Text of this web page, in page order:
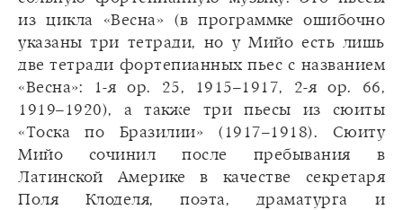
из цикла «Весна» (в программке ошибочно
указаны три тетради, но у Мийо есть лишь
две тетради фортепианных пьес с названием
«Весна»: 1-я ор. 25, 1915–1917, 2-я ор. 66,
1919–1920), а также три пьесы из сюиты
«Тоска по Бразилии» (1917–1918). Сюиту
Мийо сочинил после пребывания в
Латинской Америке в качестве секретаря
Поля Клоделя, поэта, драматурга и